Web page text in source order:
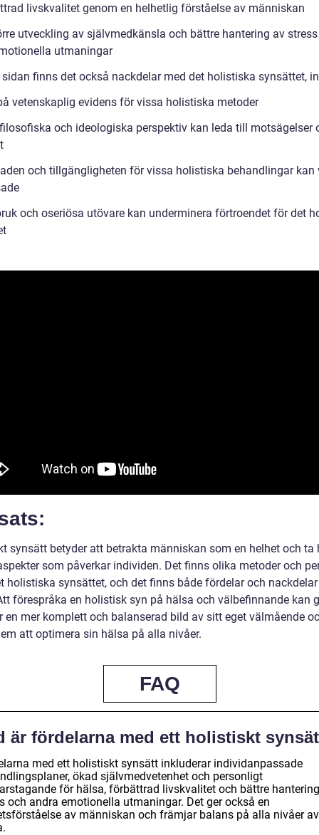
livskvalitet genom en helhetlig förståelse av människan
utveckling av självmedkänsla och bättre hantering av
utmaningar
finns det också nackdelar med det holistiska synsättet,
vetenskaplig evidens för vissa holistiska metoder
och ideologiska perspektiv kan leda till motsägelser
och tillgängligheten för vissa holistiska behandlingar kan
och oseriösa utövare kan underminera förtroendet för det
synsätt betyder att betrakta människan som en helhet och ta
som påverkar individen. Det finns olika metoder och
holistiska synsättet, och det finns både fördelar och
förespråka en holistisk syn på hälsa och välbefinnande kan
en mer komplett och balanserad bild av sitt eget välmående
att optimera sin hälsa på alla nivåer.
FAQ
är fördelarna med ett holistiskt
med ett holistiskt synsätt inkluderar individanpassade
ökad självmedvetenhet och personligt
för hälsa, förbättrad livskvalitet och bättre
och andra emotionella utmaningar. Det ger också en
av människan och främjar balans på alla nivåer av